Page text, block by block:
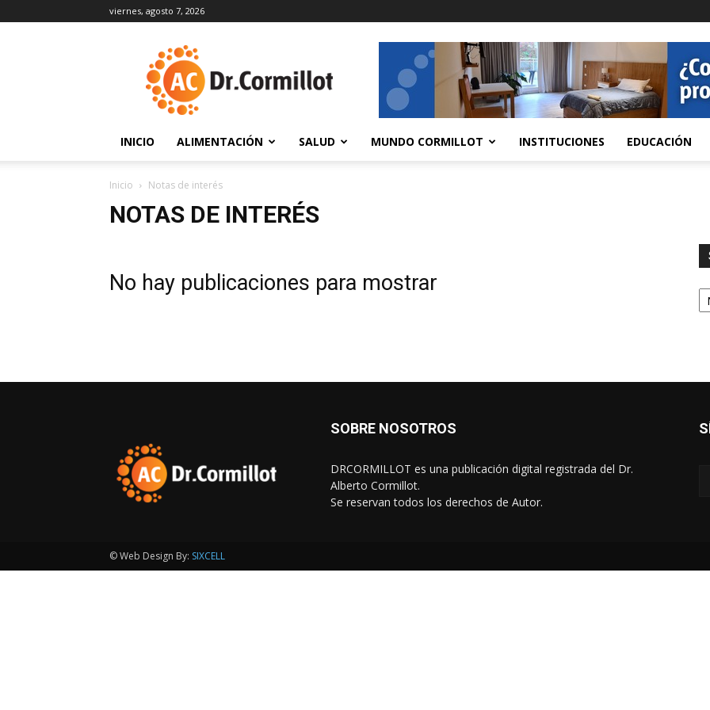
viernes, agosto 7, 2026
INICIO ALIMENTACIÓN SALUD MUNDO CORMILLOT INSTITUCIONES EDUCACIÓN
Inicio Notas de interés
NOTAS DE INTERÉS
No hay publicaciones para mostrar
SOBRE NOSOTROS
DRCORMILLOT es una publicación digital registrada del Dr.
Alberto Cormillot.
Se reservan todos los derechos de Autor.
© Web Design By: SIXCELL